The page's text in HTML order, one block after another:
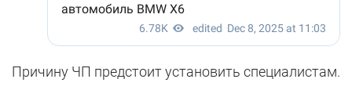
Причину ЧП предстоит установить специалистам.